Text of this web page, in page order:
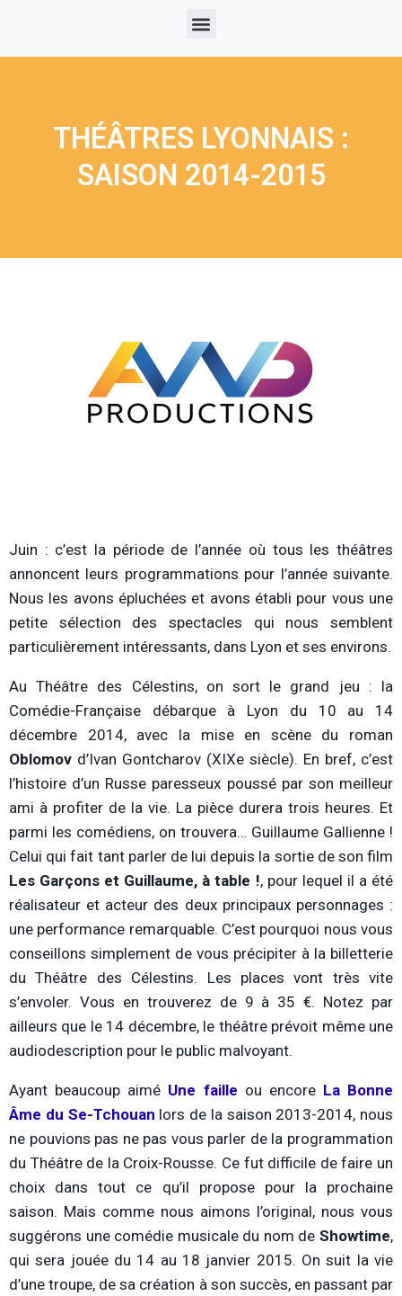
THÉÂTRES LYONNAIS :
SAISON 2014-2015
Juin : c’est la période de l’année où tous les théâtres
annoncent leurs programmations pour l’année suivante.
Nous les avons épluchées et avons établi pour vous une
petite sélection des spectacles qui nous semblent
particulièrement intéressants, dans Lyon et ses environs.
Au Théâtre des Célestins, on sort le grand jeu : la
Comédie-Française débarque à Lyon du 10 au 14
décembre 2014, avec la mise en scène du roman
Oblomov d’Ivan Gontcharov (XIXe siècle). En bref, c’est
l’histoire d’un Russe paresseux poussé par son meilleur
ami à profiter de la vie. La pièce durera trois heures. Et
parmi les comédiens, on trouvera… Guillaume Gallienne !
Celui qui fait tant parler de lui depuis la sortie de son film
Les Garçons et Guillaume, à table !, pour lequel il a été
réalisateur et acteur des deux principaux personnages :
une performance remarquable. C’est pourquoi nous vous
conseillons simplement de vous précipiter à la billetterie
du Théâtre des Célestins. Les places vont très vite
s’envoler. Vous en trouverez de 9 à 35 €. Notez par
ailleurs que le 14 décembre, le théâtre prévoit même une
audiodescription pour le public malvoyant.
Ayant beaucoup aimé Une faille ou encore La Bonne
Âme du Se-Tchouan lors de la saison 2013-2014, nous
ne pouvions pas ne pas vous parler de la programmation
du Théâtre de la Croix-Rousse. Ce fut difficile de faire un
choix dans tout ce qu’il propose pour la prochaine
saison. Mais comme nous aimons l’original, nous vous
suggérons une comédie musicale du nom de Showtime,
qui sera jouée du 14 au 18 janvier 2015. On suit la vie
d’une troupe, de sa création à son succès, en passant par